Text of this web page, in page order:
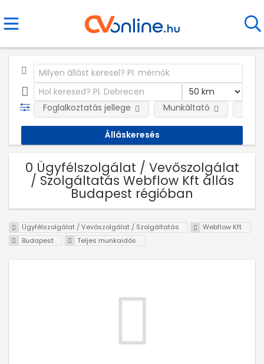
Foglalkoztatás jellege Munkáltató
0 Ügyfélszolgálat / Vevőszolgálat
/ Szolgáltatás Webflow Kft állás
Budapest régióban
Ügyfélszolgálat / Vevőszolgálat / Szolgáltatás
Webflow Kft
Budapest
Teljes munkaidős